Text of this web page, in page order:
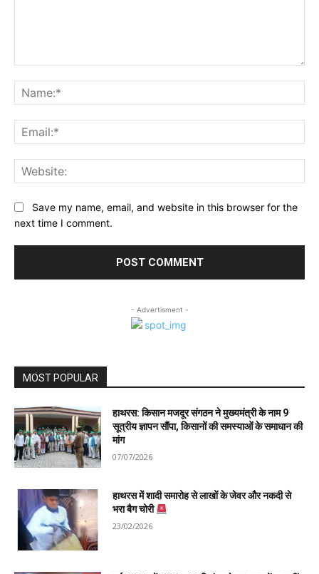
Save my name, email, and website in this browser for the
next time I comment.
- Advertisment -
MOST POPULAR
हाथरस: किसान मजदूर संगठन ने मुख्यमंत्री के नाम 9
सूत्रीय ज्ञापन सौंपा, किसानों की समस्याओं के समाधान की
मांग
07/07/2026
हाथरस में शादी समारोह से लाखों के जेवर और नकदी से
भरा बैग चोरी
23/02/2026